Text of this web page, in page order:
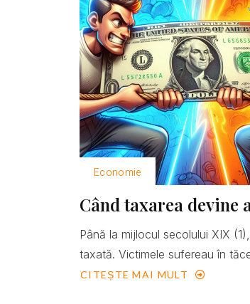
Economie
Când taxarea devine
Până la mijlocul secolului XIX
taxată. Victimele sufereau în
CITEȘTE MAI MULT